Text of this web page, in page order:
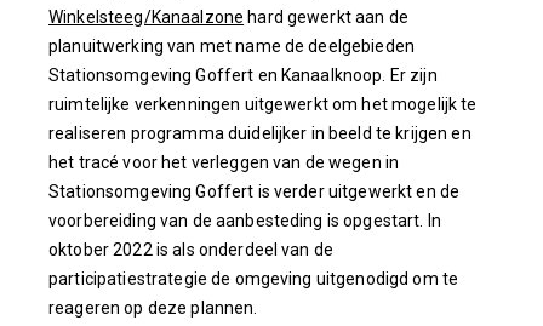
Winkelsteeg/Kanaalzone hard gewerkt aan de
planuitwerking van met name de deelgebieden
Stationsomgeving Goffert en Kanaalknoop. Er zijn
ruimtelijke verkenningen uitgewerkt om het mogelijk te
realiseren programma duidelijker in beeld te krijgen en
het tracé voor het verleggen van de wegen in
Stationsomgeving Goffert is verder uitgewerkt en de
voorbereiding van de aanbesteding is opgestart. In
oktober 2022 is als onderdeel van de
participatiestrategie de omgeving uitgenodigd om te
reageren op deze plannen.